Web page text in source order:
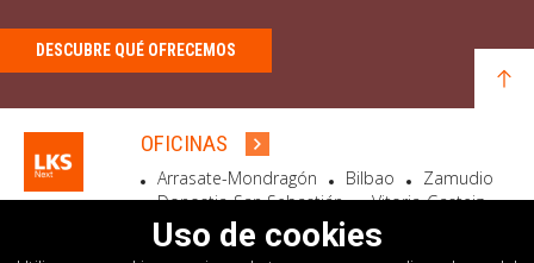
DESCUBRE QUÉ OFRECEMOS
OFICINAS
Arrasate-Mondragón Bilbao
Zamudio
Donostia-San Sebastián
Vitoria-Gasteiz
Madrid
El Astillero Bidart
Uso de cookies